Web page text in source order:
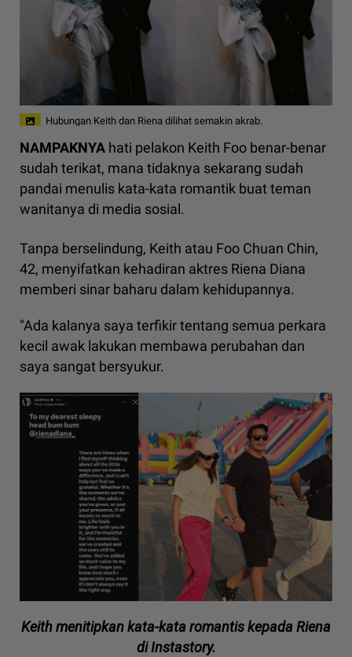
Hubungan Keith dan Riena dilihat semakin akrab.
NAMPAKNYA hati pelakon Keith Foo benar-benar
sudah terikat, mana tidaknya sekarang sudah
pandai menulis kata-kata romantik buat teman
wanitanya di media sosial.
Tanpa berselindung, Keith atau Foo Chuan Chin,
42, menyifatkan kehadiran aktres Riena Diana
memberi sinar baharu dalam kehidupannya.
"Ada kalanya saya terfikir tentang semua perkara
kecil awak lakukan membawa perubahan dan
saya sangat bersyukur.
Keith menitipkan kata-kata romantis kepada Riena
di Instastory.